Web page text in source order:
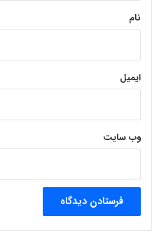
نام
ایمیل
وب‌ سایت